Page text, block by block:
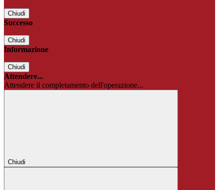
Chiudi
Successo
Chiudi
Informazione
Chiudi
Attendere...
Attendere il completamento dell'operazione...
Chiudi